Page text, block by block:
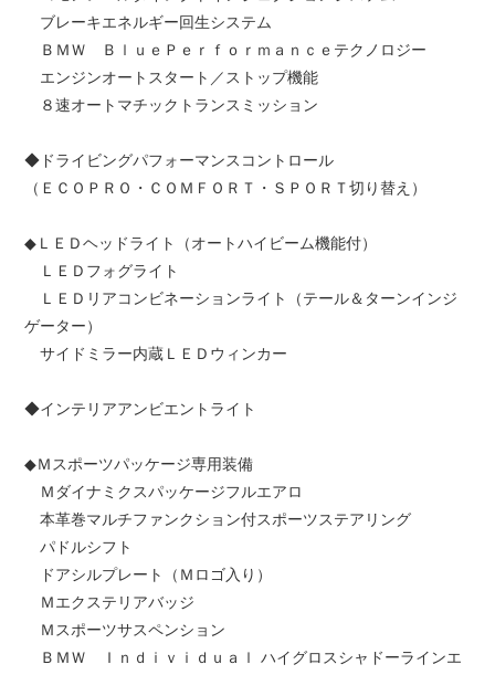
ブレーキエネルギー回生システム
ＢＭＷ ＢｌｕｅＰｅｒｆｏｒｍａｎｃｅテクノロジー
エンジンオートスタート／ストップ機能
８速オートマチックトランスミッション
◆ドライビングパフォーマンスコントロール
（ＥＣＯＰＲＯ・ＣＯＭＦＯＲＴ・ＳＰＯＲＴ切り替え）
◆ＬＥＤヘッドライト（オートハイビーム機能付）
ＬＥＤフォグライト
ＬＥＤリアコンビネーションライト（テール＆ターンインジ
ゲーター）
サイドミラー内蔵ＬＥＤウィンカー
◆インテリアアンビエントライト
◆Ｍスポーツパッケージ専用装備
Ｍダイナミクスパッケージフルエアロ
本革巻マルチファンクション付スポーツステアリング
パドルシフト
ドアシルプレート（Ｍロゴ入り）
Ｍエクステリアバッジ
Ｍスポーツサスペンション
ＢＭＷ Ｉｎｄｉｖｉｄｕａｌ ハイグロスシャドーラインエ